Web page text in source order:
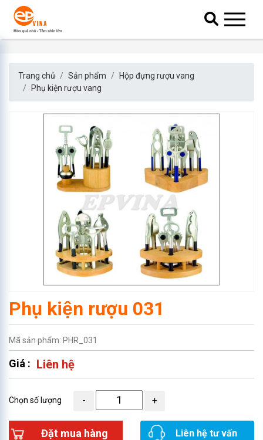
Trang chủ Sản phẩm
Hộp đựng rượu vang
Phụ kiện rượu vang
Phụ kiện rượu 031
Mã sản phẩm: PHR_031
Giá : Liên hệ
Chọn số lượng
Đặt mua hàng Liên hệ tư vấn